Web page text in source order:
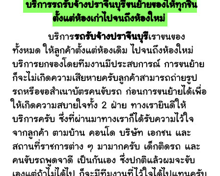
บริการรถรับจ้างปราจีนบุรีขนย้ายของให้ทุกชิ้น
ตั้งแต่ห้องเก่าไปจนถึงห้องใหม่
บริการรถรับจ้างปราจีนบุรีเราขนของ
ทั้งหมด ให้ลูกค้าตั้งแต่ห้องเดิม ไปจนถึงห้องใหม่
บริการยกของโดยทีมงานมีประสบการณ์ การขนย้าย
ก็จะไม่เกิดความเสียหายครับลูกค้าสามารถถ่ายรูป
รถหรือขอสำเนาบัตรคนขับรถ ก่อนการขนย้ายได้เพื่อ
ให้เกิดความสบายใจทั้ง 2 ฝ่าย ทางเรายินดีให้
บริการครับ ซึ่งที่ผ่านมาทางเราก็ได้รับความไว้ใจ
จากลูกค้า ตามบ้าน คอนโด บริษัท เอกชน และ
สถานที่ราชการต่าง ๆ มามากครับ เด็กติดรถ และ
คนขับรถพูดจาดี เป็นกันเอง ซึ่งปกติแล้วผมจะขับ